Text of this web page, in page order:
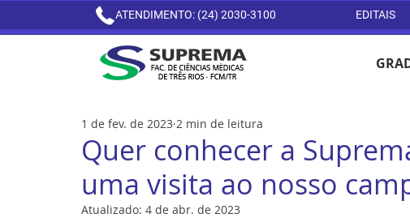
ATENDIMENTO: (24) 2030-3100 EDITAIS
Quer conhecer a
uma visita ao nosso
1 de fev. de 2023 2 min de leitura
Atualizado: 4 de abr. de 2023